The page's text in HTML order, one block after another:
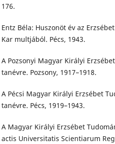
176.
Entz Béla: Huszonöt év az
Kar multjából. Pécs, 1943.
A Pozsonyi Magyar Királyi
tanévre. Pozsony, 1917–1918.
A Pécsi Magyar Királyi Erzsébet
tanévre. Pécs, 1919–1943.
A Magyar Királyi Erzsébet
actis Universitatis Scientiarum